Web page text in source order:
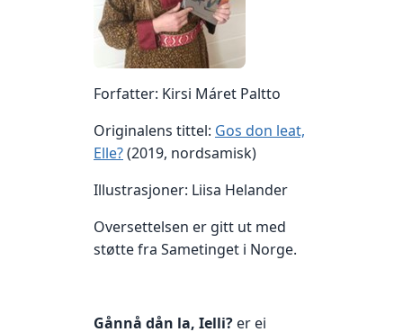
Forfatter: Kirsi Máret Paltto
Originalens tittel: Gos don leat,
Elle?(2019, nordsamisk)
Illustrasjoner: Liisa Helander
Oversettelsen er gitt ut med
støtte fra Sametinget i Norge.
Gånnå dån la, Ielli? er ei